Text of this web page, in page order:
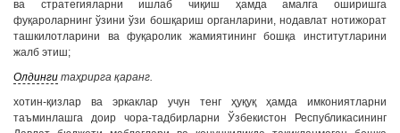
ва стратегияларни ишлаб чиқиш ҳамда амалга оширишга
фуқароларнинг ўзини ўзи бошқариш органларини, нодавлат нотижорат
ташкилотларини ва фуқаролик жамиятининг бошқа институтларини
жалб этиш;
Олдинги таҳрирга қаранг.
хотин-қизлар ва эркаклар учун тенг ҳуқуқ ҳамда имкониятларни
таъминлашга доир чора-тадбирларни Ўзбекистон Республикасининг